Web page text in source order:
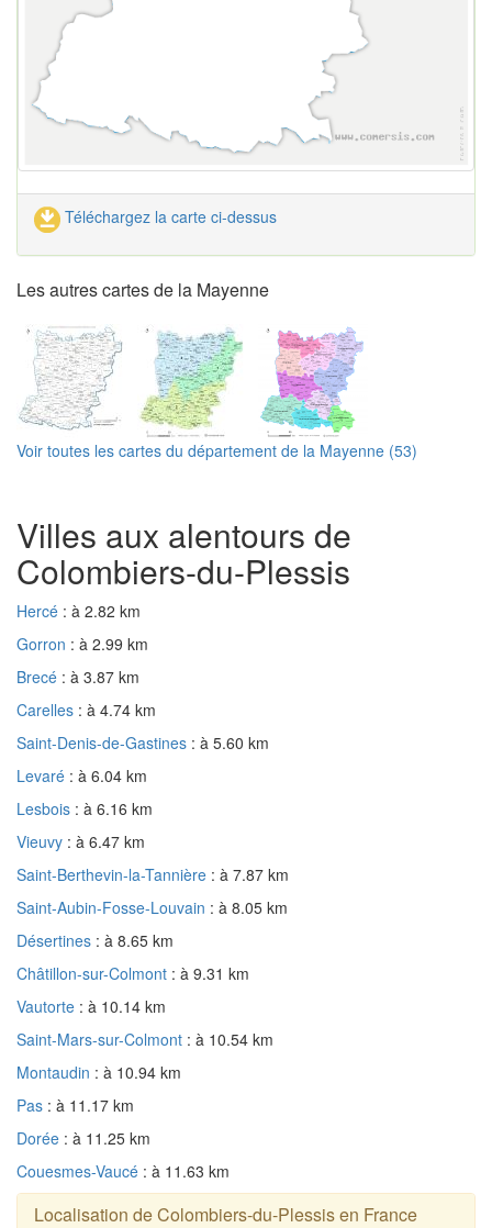
Téléchargez la carte ci-dessus
Les autres cartes de la Mayenne
Voir toutes les cartes du département de la Mayenne (53)
Villes aux alentours de
Colombiers-du-Plessis
Hercé : à 2.82 km
Gorron : à 2.99 km
Brecé : à 3.87 km
Carelles : à 4.74 km
Saint-Denis-de-Gastines : à 5.60 km
Levaré : à 6.04 km
Lesbois : à 6.16 km
Vieuvy : à 6.47 km
Saint-Berthevin-la-Tannière : à 7.87 km
Saint-Aubin-Fosse-Louvain : à 8.05 km
Désertines : à 8.65 km
Châtillon-sur-Colmont : à 9.31 km
Vautorte : à 10.14 km
Saint-Mars-sur-Colmont : à 10.54 km
Montaudin : à 10.94 km
Pas : à 11.17 km
Dorée : à 11.25 km
Couesmes-Vaucé : à 11.63 km
Localisation de Colombiers-du-Plessis en France